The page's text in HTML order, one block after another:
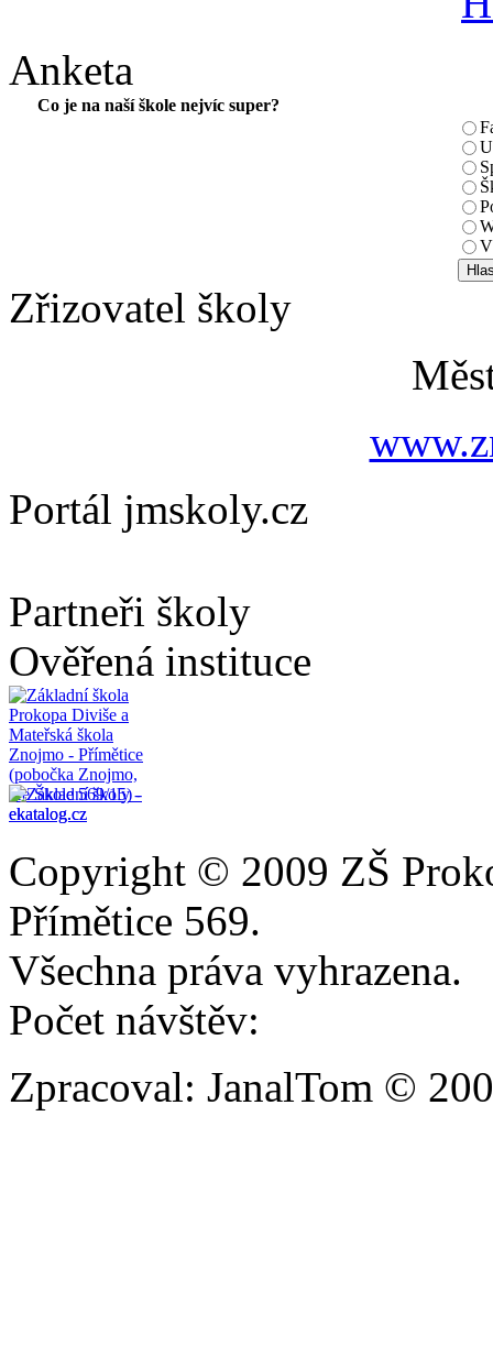
Anketa
Co je na naší škole nejvíc super?
Zřizovatel školy
Portál jmskoly.cz
Partneři školy
Ověřená instituce
Copyright © 2009 ZŠ
Přímětice 569.
Všechna práva vyhrazena.
Počet návštěv:
Zpracoval: JanalTom ©